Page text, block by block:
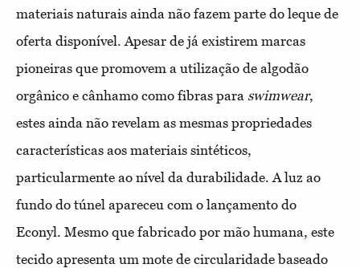
materiais naturais ainda não fazem parte do leque de
oferta disponível. Apesar de já existirem marcas
pioneiras que promovem a utilização de algodão
orgânico e cânhamo como fibras para swimwear,
estes ainda não revelam as mesmas propriedades
características aos materiais sintéticos,
particularmente ao nível da durabilidade. A luz ao
fundo do túnel apareceu com o lançamento do
Econyl. Mesmo que fabricado por mão humana, este
tecido apresenta um mote de circularidade baseado